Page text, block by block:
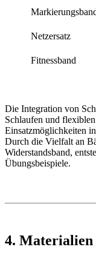
Netzersatz
Fitnessband
Die Integration von
Schlaufen und
Einsatzmöglichkeiten
Durch die Vielfalt an
Widerstandsband,
Übungsbeispiele.
4.